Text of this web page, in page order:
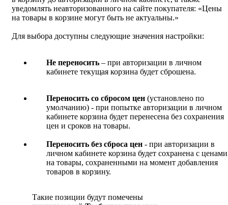
уведомлять неавторизованного на сайте покупателя: «Цены
на товары в корзине могут быть не актуальны.»
Для выбора доступны следующие значения настройки:
Не переносить – при авторизации в личном
кабинете текущая корзина будет сброшена.
Переносить со сбросом цен (установлено по
умолчанию) - при попытке авторизации в личном
кабинете корзина будет перенесена без сохранения
цен и сроков на товары.
Переносить без сброса цен - при авторизации в
личном кабинете корзина будет сохранена с ценами
на товары, сохраненными на момент добавления
товаров в корзину.
Такие позиции будут помечены